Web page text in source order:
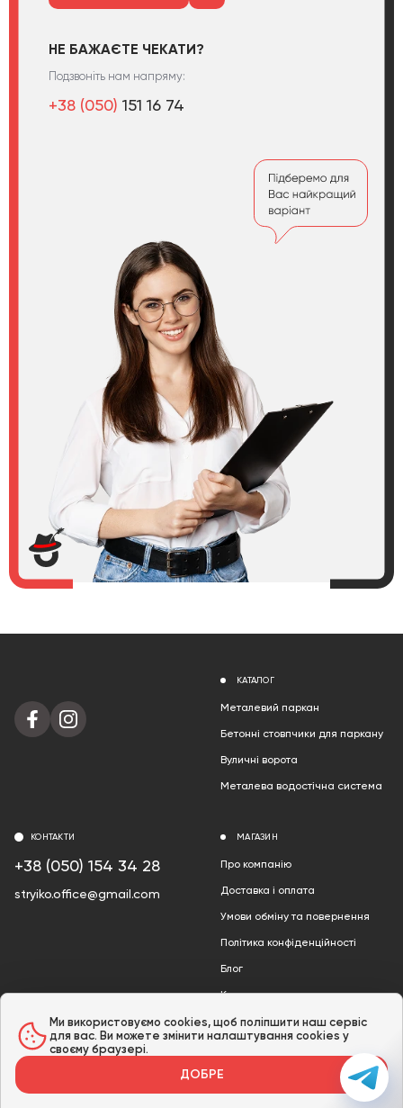
НЕ БАЖАЄТЕ ЧЕКАТИ?
Подзвоніть нам напряму:
+38 (050) 151 16 74
КАТАЛОГ
Металевий паркан
Бетонні стовпчики для паркану
Вуличні ворота
Металева водостічна система
МАГАЗИН
Про компанію
Доставка і оплата
Умови обміну та повернення
Політика конфіденційності
Блог
Контакти
Акції
КОНТАКТИ
+38 (050) 154 34 28
stryiko.office@gmail.com
© 2024 «Інтернет-магазин Стрийко» / Мапа сайту
Розроблено в GTS AGENCY
Ми використовуємо cookies, щоб поліпшити наш сервіс
для вас. Ви можете змінити налаштування cookies у
своєму браузері.
ДОБРЕ